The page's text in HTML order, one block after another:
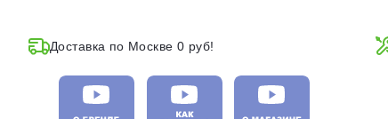
Доставка по Москве 0 руб!